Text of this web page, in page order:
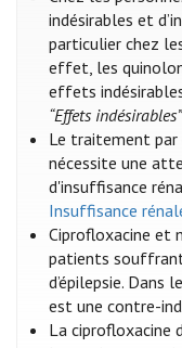
indésirables et
particulier chez
effet, les
effets
“Effets
Le traitement
nécessite une
d'insuffisance
Insuffisance
Ciprofloxacine et
patients souffrant
d’épilepsie. Dans
est une contre-
La ciprofloxacine